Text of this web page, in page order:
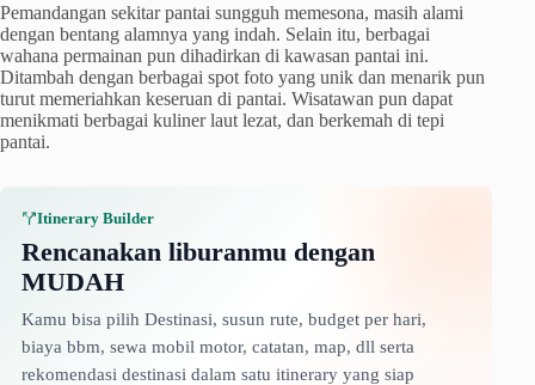
Pemandangan sekitar pantai sungguh memesona, masih alami
dengan bentang alamnya yang indah. Selain itu, berbagai
wahana permainan pun dihadirkan di kawasan pantai ini.
Ditambah dengan berbagai spot foto yang unik dan menarik pun
turut memeriahkan keseruan di pantai. Wisatawan pun dapat
menikmati berbagai kuliner laut lezat, dan berkemah di tepi
pantai.
Itinerary Builder
Rencanakan liburanmu dengan
MUDAH
Kamu bisa pilih Destinasi, susun rute, budget per hari,
biaya bbm, sewa mobil motor, catatan, map, dll serta
rekomendasi destinasi dalam satu itinerary yang siap